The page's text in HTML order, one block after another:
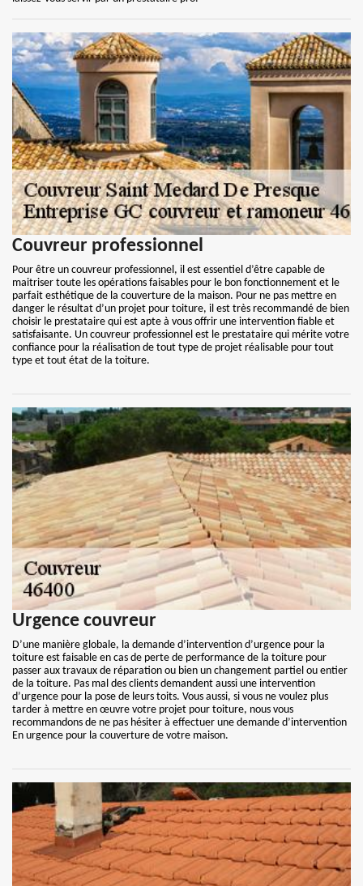
Couvreur professionnel
Pour être un couvreur professionnel, il est essentiel d’être capable de
maitriser toute les opérations faisables pour le bon fonctionnement et le
parfait esthétique de la couverture de la maison. Pour ne pas mettre en
danger le résultat d’un projet pour toiture, il est très recommandé de bien
choisir le prestataire qui est apte à vous offrir une intervention fiable et
satisfaisante. Un couvreur professionnel est le prestataire qui mérite votre
confiance pour la réalisation de tout type de projet réalisable pour tout
type et tout état de la toiture.
Urgence couvreur
D’une manière globale, la demande d’intervention d’urgence pour la
toiture est faisable en cas de perte de performance de la toiture pour
passer aux travaux de réparation ou bien un changement partiel ou entier
de la toiture. Pas mal des clients demandent aussi une intervention
d’urgence pour la pose de leurs toits. Vous aussi, si vous ne voulez plus
tarder à mettre en œuvre votre projet pour toiture, nous vous
recommandons de ne pas hésiter à effectuer une demande d’intervention
En urgence pour la couverture de votre maison.